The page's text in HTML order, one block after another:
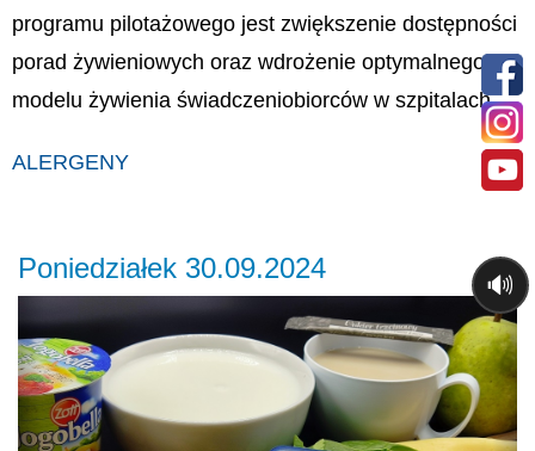
programu pilotażowego jest zwiększenie dostępności
porad żywieniowych oraz wdrożenie optymalnego
modelu żywienia świadczeniobiorców w szpitalach.
ALERGENY
Poniedziałek 30.09.2024
Previous
🔊